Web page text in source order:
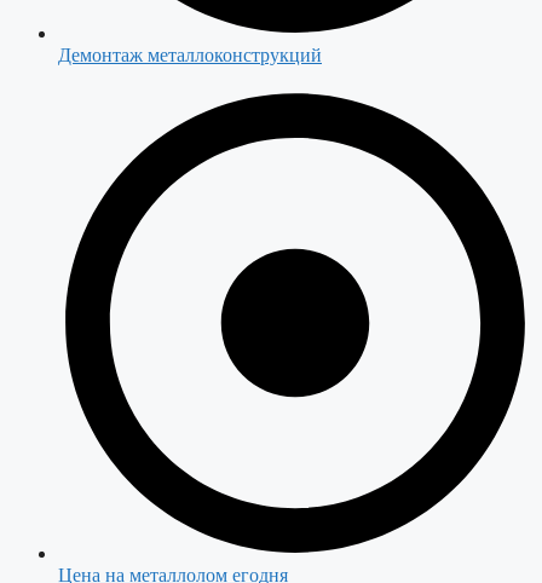
Демонтаж металлоконструкций
Цена на металлолом егодня